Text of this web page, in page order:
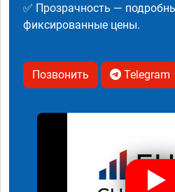
✅ Прозрачность —
фиксированные цены.
Позвонить Telegram